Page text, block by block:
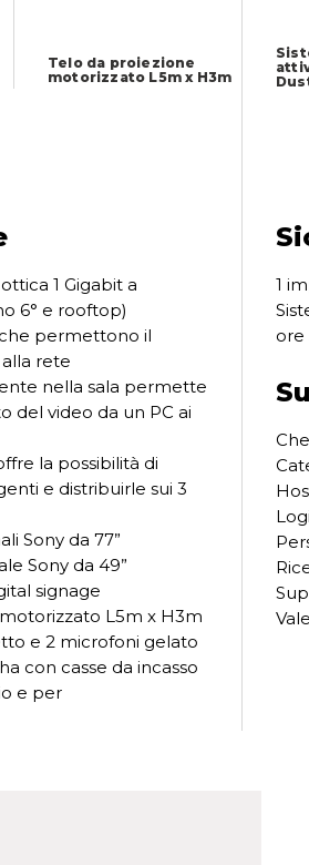
Telo da proiezione
motorizzato L5m x H3m
1 Gigabit a
6° e rooftop)
che permettono il
rete
nella sala permette
del video da un PC ai
la possibilità di
e distribuirle sui 3
Sony da 77”
Sony da 49”
signage
L5m x H3m
e 2 microfoni gelato
con casse da incasso
e per
1
ore